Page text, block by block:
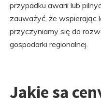
przypadku awarii lub
zauważyć, że wspierając
przyczyniamy się do
gospodarki regionalnej.
Jakie są